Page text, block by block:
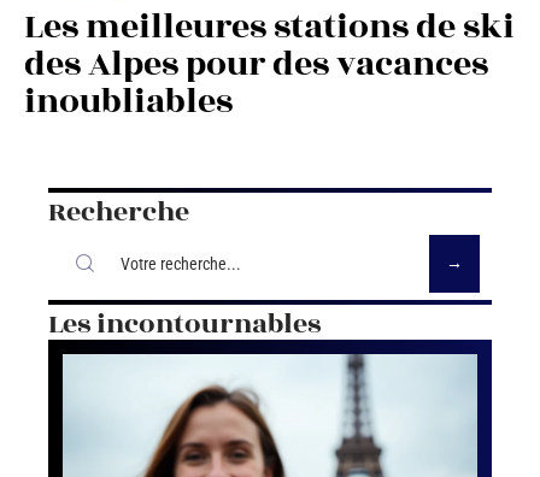
Les meilleures stations de ski
des Alpes pour des vacances
inoubliables
Recherche
Les incontournables